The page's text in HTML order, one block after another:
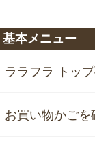
基本メニュー
ララフラ トッ
お買い物かごを